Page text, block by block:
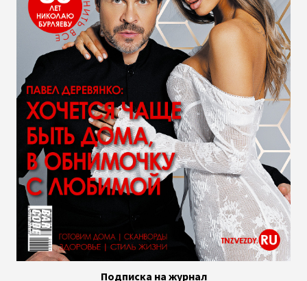
Подписка на журнал